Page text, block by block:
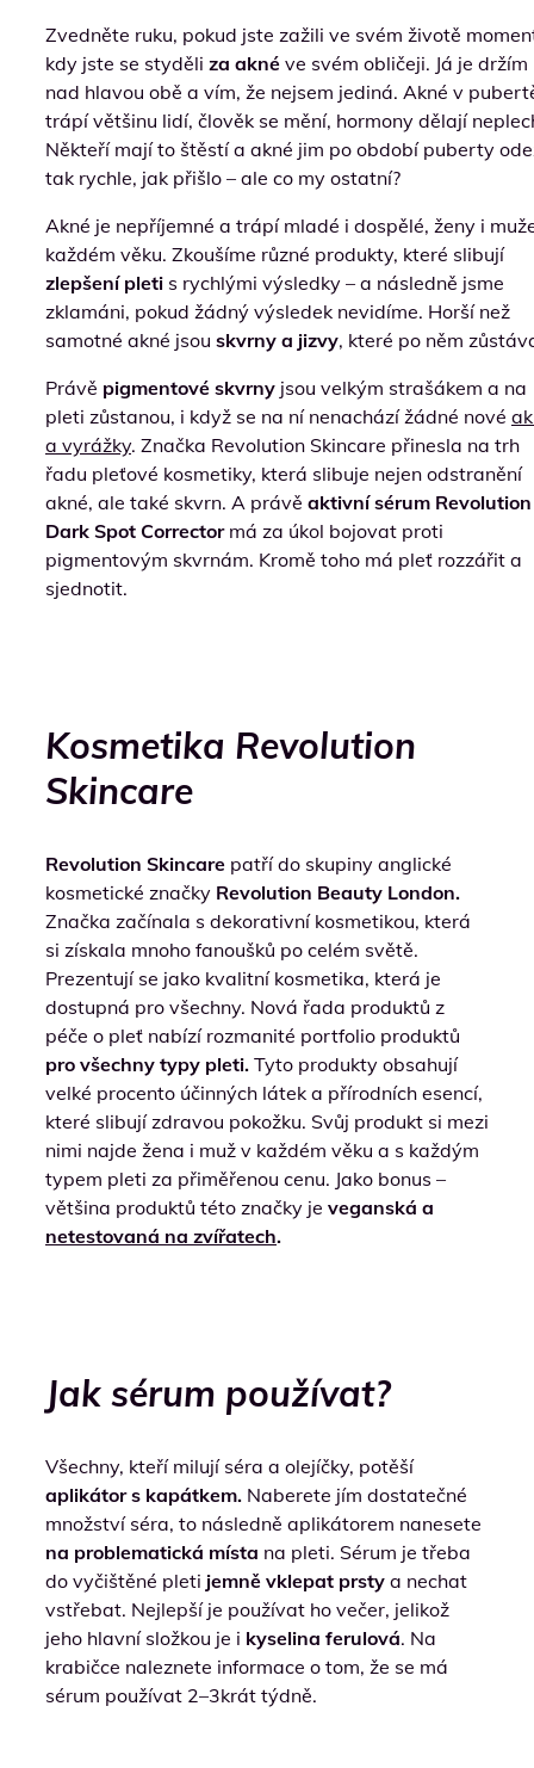
Zvedněte ruku, pokud jste zažili ve svém životě
kdy jste se styděli za akné ve svém obličeji. Já je držím
nad hlavou obě a vím, že nejsem jediná. Akné v
trápí většinu lidí, člověk se mění, hormony dělají
Někteří mají to štěstí a akné jim po období puberty
tak rychle, jak přišlo – ale co my ostatní?
Akné je nepříjemné a trápí mladé i dospělé, ženy i
každém věku. Zkoušíme různé produkty, které slibují
zlepšení pleti s rychlými výsledky – a následně jsme
zklamáni, pokud žádný výsledek nevidíme. Horší než
samotné akné jsou skvrny a jizvy, které po něm
Právě pigmentové skvrny jsou velkým strašákem a na
pleti zůstanou, i když se na ní nenachází žádné nové
a vyrážky. Značka Revolution Skincare přinesla na trh
řadu pleťové kosmetiky, která slibuje nejen odstranění
akné, ale také skvrn. A právě aktivní sérum Revolution
Dark Spot Correctormá za úkol bojovat proti
pigmentovým skvrnám. Kromě toho má pleť rozzářit a
sjednotit.
Kosmetika Revolution
Skincare
Revolution Skincare patří do skupiny anglické
kosmetické značky Revolution Beauty London.
Značka začínala s dekorativní kosmetikou, která
si získala mnoho fanoušků po celém světě.
Prezentují se jako kvalitní kosmetika, která je
dostupná pro všechny. Nová řada produktů z
péče o pleť nabízí rozmanité portfolio produktů
pro všechny typy pleti. Tyto produkty obsahují
velké procento účinných látek a přírodních esencí,
které slibují zdravou pokožku. Svůj produkt si mezi
nimi najde žena i muž v každém věku a s každým
typem pleti za přiměřenou cenu. Jako bonus –
většina produktů této značky je veganská a
netestovaná na zvířatech.
Jak sérum používat?
Všechny, kteří milují séra a olejíčky, potěší
aplikátor s kapátkem. Naberete jím dostatečné
množství séra, to následně aplikátorem nanesete
na problematická místa na pleti. Sérum je třeba
do vyčištěné pleti jemně vklepat prsty a nechat
vstřebat. Nejlepší je používat ho večer, jelikož
jeho hlavní složkou je i kyselina ferulová. Na
krabičce naleznete informace o tom, že se má
sérum používat 2–3krát týdně.